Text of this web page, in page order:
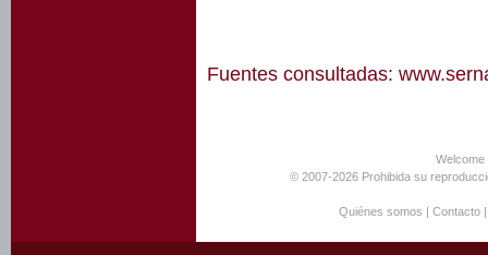
Fuentes consultadas:
Welcome
© 2007-2026 Prohibida su
Quiénes somos | Contacto